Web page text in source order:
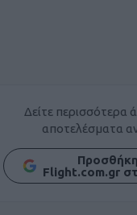
Δείτε περισσότερα
αποτελέσματα
Flight.com.gr